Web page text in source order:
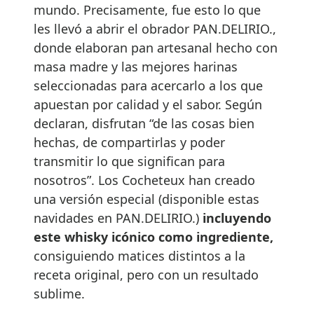
mundo. Precisamente, fue esto lo que
les llevó a abrir el obrador PAN.DELIRIO.,
donde elaboran pan artesanal hecho con
masa madre y las mejores harinas
seleccionadas para acercarlo a los que
apuestan por calidad y el sabor. Según
declaran, disfrutan “de las cosas bien
hechas, de compartirlas y poder
transmitir lo que significan para
nosotros”. Los Cocheteux han creado
una versión especial (disponible estas
navidades en PAN.DELIRIO.) incluyendo
este whisky icónico como ingrediente,
consiguiendo matices distintos a la
receta original, pero con un resultado
sublime.